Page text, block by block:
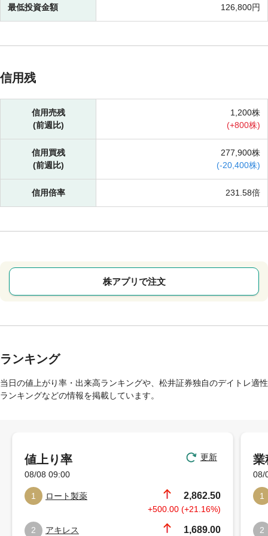
最低投資金額 126,800円
信用残
信用売残
(前週比)
1,200株
(+800株)
信用買残
(前週比)
277,900株
(-20,400株)
信用倍率 231.58倍
株アプリで注文
ランキング
当日の値上がり率・出来高ランキングや、松井証券独自のデイトレ適性
ランキングなどの情報を掲載しています。